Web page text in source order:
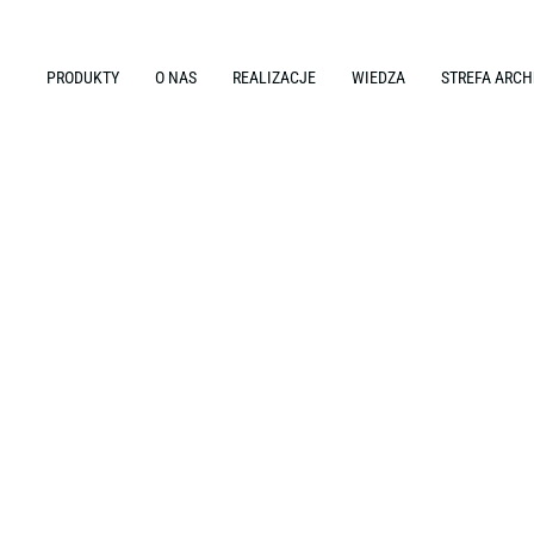
PRODUKTY O NAS REALIZACJE WIEDZA STREFA